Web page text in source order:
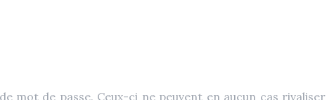
mot de passe. Ceux-ci ne peuvent en aucun cas rivaliser